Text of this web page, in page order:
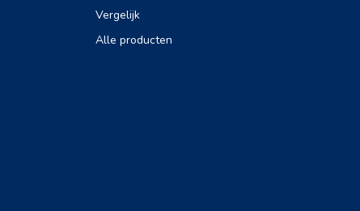
Vergelijk
Alle producten